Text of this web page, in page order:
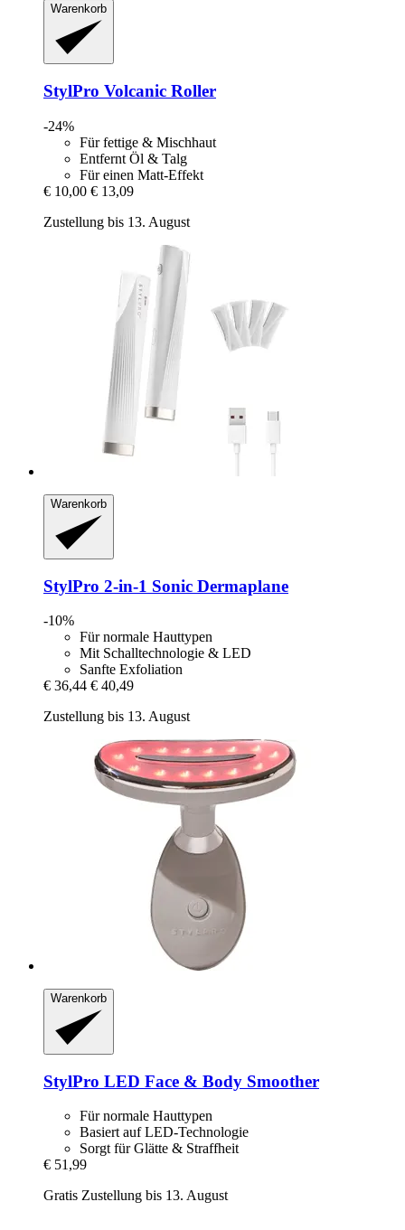
Warenkorb
StylPro Volcanic Roller
-24%
Für fettige & Mischhaut
Entfernt Öl & Talg
Für einen Matt-Effekt
€ 10,00 € 13,09
Zustellung bis 13. August
Warenkorb
StylPro 2-​in-​1 Sonic Dermaplane
-10%
Für normale Hauttypen
Mit Schalltechnologie & LED
Sanfte Exfoliation
€ 36,44 € 40,49
Zustellung bis 13. August
Warenkorb
StylPro LED Face & Body Smoother
Für normale Hauttypen
Basiert auf LED-Technologie
Sorgt für Glätte & Straffheit
€ 51,99
Gratis Zustellung bis 13. August